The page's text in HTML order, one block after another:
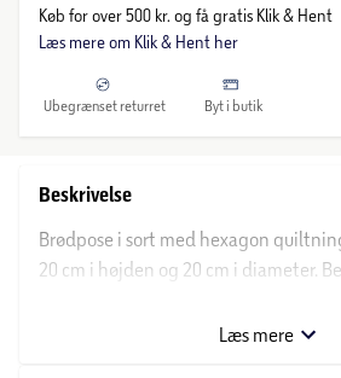
Køb for over 500 kr. og få gratis Klik & Hent
Læs mere om Klik & Hent her
Ubegrænset returret Byt i butik
Beskrivelse
Brødpose i sort med hexagon
20 cm i højden og 20 cm i diameter.
Læs mere